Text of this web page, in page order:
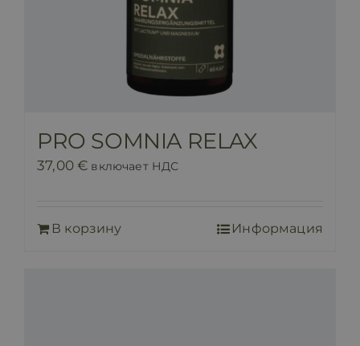
PRO SOMNIA RELAX
37,00€ включает НДС
В корзину Информация